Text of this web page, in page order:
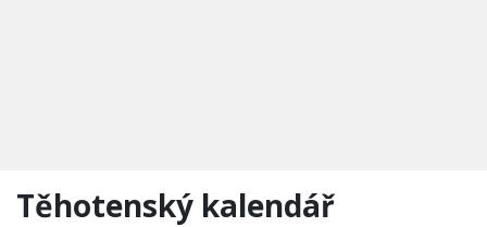
Těhotenský kalendář